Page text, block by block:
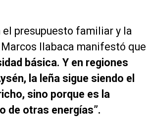
presupuesto familiar y la
Ilabaca manifestó que
básica. Y en regiones
la leña sigue siendo el
sino porque es la
de otras energías”.